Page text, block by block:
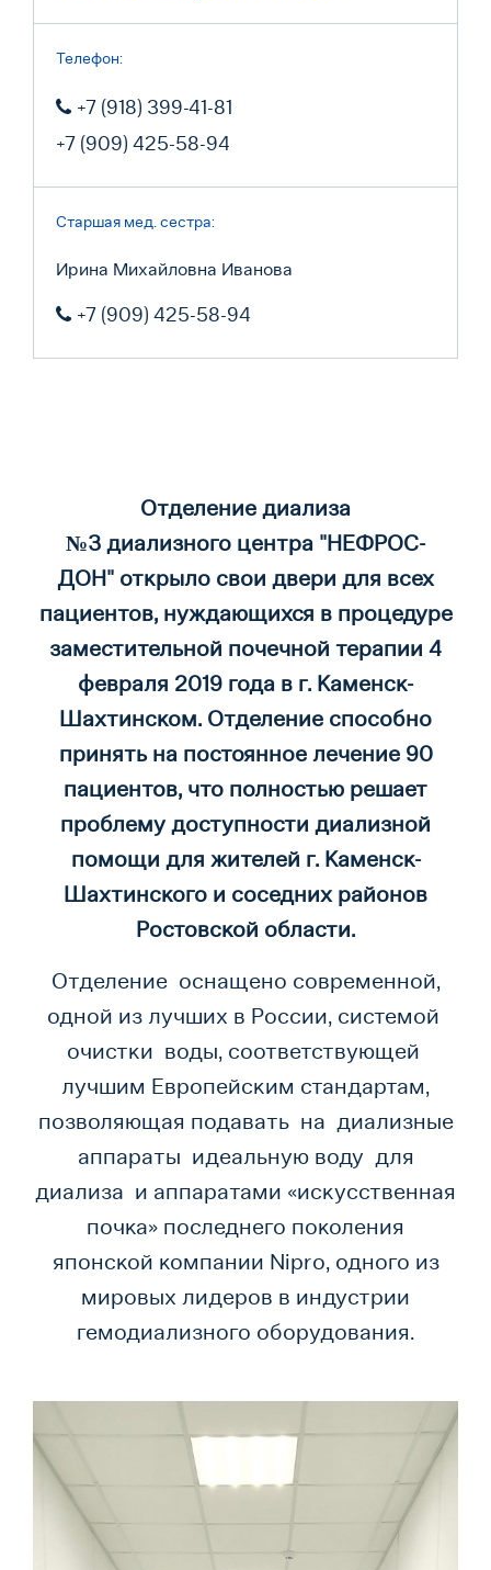
Телефон:
+7 (918) 399-41-81
+7 (909) 425-58-94
Старшая мед. сестра:
Ирина Михайловна Иванова
+7 (909) 425-58-94
Отделение диализа
№3 диализного центра "НЕФРОС-
ДОН" открыло свои двери для всех
пациентов, нуждающихся в процедуре
заместительной почечной терапии 4
февраля 2019 года в г. Каменск-
Шахтинском. Отделение способно
принять на постоянное лечение 90
пациентов, что полностью решает
проблему доступности диализной
помощи для жителей г. Каменск-
Шахтинского и соседних районов
Ростовской области.
Отделение оснащено современной,
одной из лучших в России, системой
очистки воды, соответствующей
лучшим Европейским стандартам,
позволяющая подавать на диализные
аппараты идеальную воду для
диализа и аппаратами «искусственная
почка» последнего поколения
японской компании Nipro, одного из
мировых лидеров в индустрии
гемодиализного оборудования.